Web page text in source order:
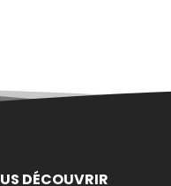
DÉCOUVRIR